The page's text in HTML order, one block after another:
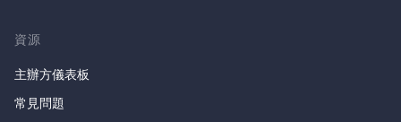
資源
主辦方儀表板
常見問題